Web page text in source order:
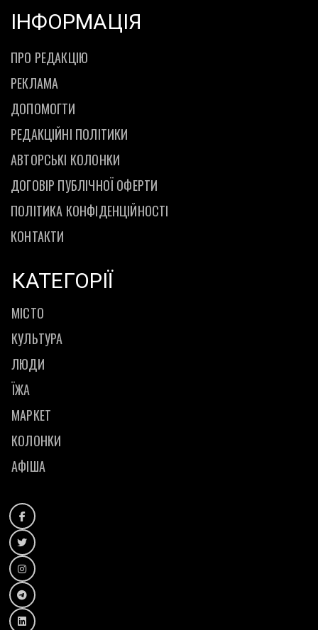
ІНФОРМАЦІЯ
ПРО РЕДАКЦІЮ
РЕКЛАМА
ДОПОМОГТИ
РЕДАКЦІЙНІ ПОЛІТИКИ
АВТОРСЬКІ КОЛОНКИ
ДОГОВІР ПУБЛІЧНОЇ ОФЕРТИ
ПОЛІТИКА КОНФІДЕНЦІЙНОСТІ
КОНТАКТИ
КАТЕГОРІЇ
МІСТО
КУЛЬТУРА
ЛЮДИ
ЇЖА
МАРКЕТ
КОЛОНКИ
АФІША